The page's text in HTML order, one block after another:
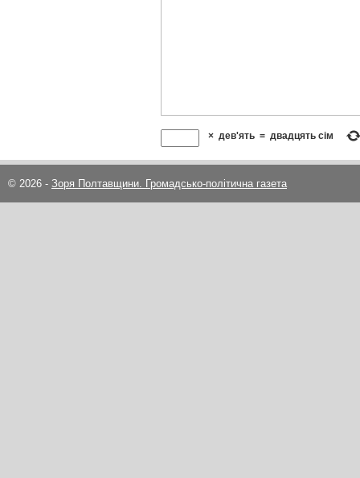
× дев'ять = двадцять сім
© 2026 - Зоря Полтавщини. Громадсько-політична газета